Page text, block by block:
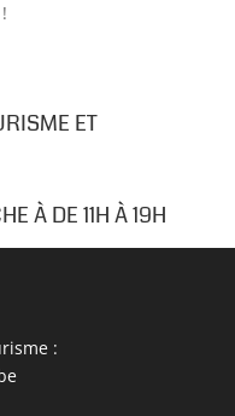
ET
À DE 11H À 19H
: